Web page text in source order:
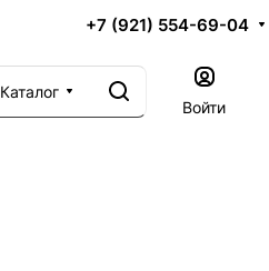
+7 (921) 554-69-04
Каталог
Войти